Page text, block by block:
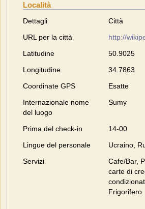
Località
Dettagli
Città
URL per la città
http://
Latitudine
50.9025
Longitudine
34.7863
Coordinate GPS
Esatte
Internazionale nome
del luogo
Sumy
Prima del check-in
14-00
Lingue del personale
Ucraino,
Servizi
Cafe/Bar,
carte di
Frigorifero